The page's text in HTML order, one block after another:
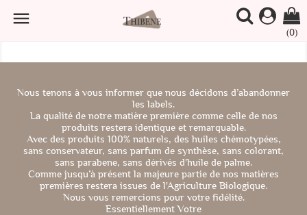

(0)
Nous tenons à vous informer que nous décidons d’abandonner
les labels.
La qualité de notre matière première comme celle de nos
produits restera identique et remarquable.
Avec des produits 100% naturels, des huiles chémotypées,
sans conservateur, sans parfum de synthèse, sans colorant,
sans parabene, sans dérivés d'huile de palme.
Comme jusqu’à présent la majeure partie de nos matières
premières restera issues de l'Agriculture Biologique.
Nous vous remercions pour votre fidélité.
Essentiellement Votre